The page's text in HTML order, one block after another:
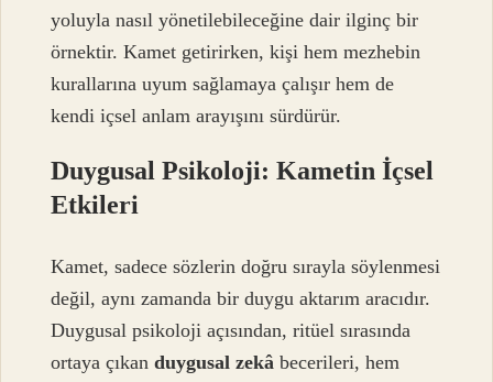
yoluyla nasıl yönetilebileceğine dair ilginç bir
örnektir. Kamet getirirken, kişi hem mezhebin
kurallarına uyum sağlamaya çalışır hem de
kendi içsel anlam arayışını sürdürür.
Duygusal Psikoloji: Kametin İçsel
Etkileri
Kamet, sadece sözlerin doğru sırayla söylenmesi
değil, aynı zamanda bir duygu aktarım aracıdır.
Duygusal psikoloji açısından, ritüel sırasında
ortaya çıkanduygusal zekâ becerileri, hem